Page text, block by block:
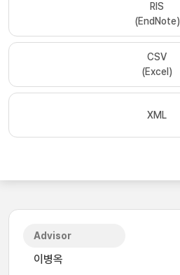
RIS
(EndNote)
CSV
(Excel)
XML
Advisor
이병옥